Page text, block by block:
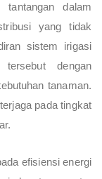
tantangan dalam
yang tidak
sistem irigasi
dengan
tanaman.
pada tingkat
efisiensi energi